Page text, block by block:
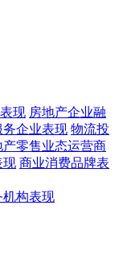
现 房地产企业融
务企业表现 物流投
产零售业态运营商
现 商业消费品牌表
机构表现